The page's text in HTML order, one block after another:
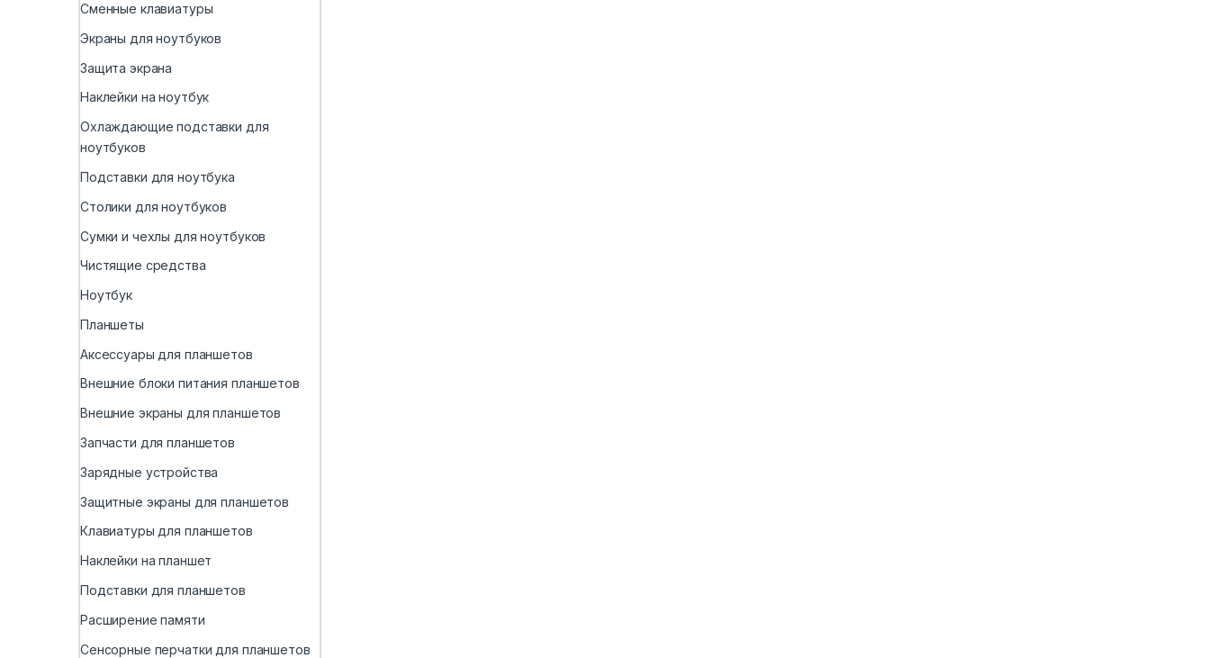
Сменные клавиатуры
Экраны для ноутбуков
Защита экрана
Наклейки на ноутбук
Охлаждающие подставки для
ноутбуков
Подставки для ноутбука
Столики для ноутбуков
Сумки и чехлы для ноутбуков
Чистящие средства
Ноутбук
Планшеты
Аксессуары для планшетов
Внешние блоки питания планшетов
Внешние экраны для планшетов
Запчасти для планшетов
Зарядные устройства
Защитные экраны для планшетов
Клавиатуры для планшетов
Наклейки на планшет
Подставки для планшетов
Расширение памяти
Сенсорные перчатки для планшетов